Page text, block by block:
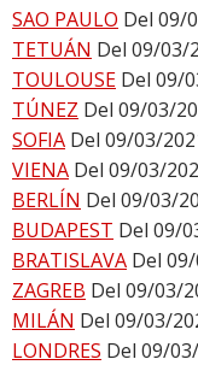
SAO PAULO Del 09/
TETUÁN Del 09/03/
TOULOUSE Del 09/
TÚNEZ Del 09/03/
SOFIA Del 09/03/
VIENA Del 09/03/
BERLÍN Del 09/03/
BUDAPEST Del 09/
BRATISLAVA Del
ZAGREB Del 09/03/
MILÁN Del 09/03/
LONDRES Del 09/